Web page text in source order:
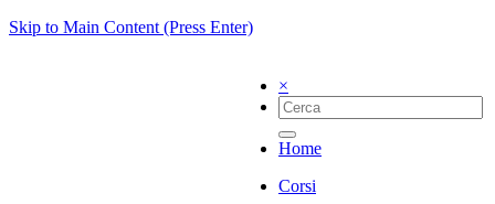
Skip to Main Content (Press Enter)
×
Home
Corsi